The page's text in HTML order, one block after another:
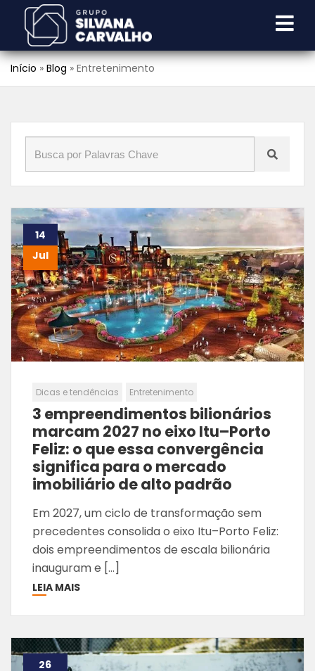
Início » Blog » Entretenimento
14
Jul
Dicas e tendências Entretenimento
3 empreendimentos bilionários
marcam 2027 no eixo Itu–Porto
Feliz: o que essa convergência
significa para o mercado
imobiliário de alto padrão
Em 2027, um ciclo de transformação sem
precedentes consolida o eixo Itu–Porto Feliz:
dois empreendimentos de escala bilionária
inauguram e […]
LEIA MAIS
26